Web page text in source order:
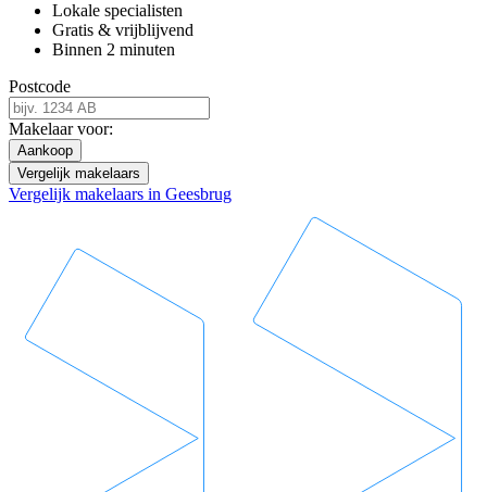
Lokale specialisten
Gratis & vrijblijvend
Binnen 2 minuten
Postcode
Makelaar voor:
Aankoop
Vergelijk makelaars
Vergelijk makelaars in Geesbrug